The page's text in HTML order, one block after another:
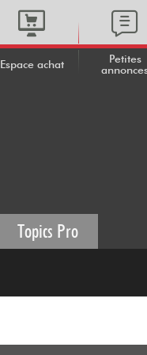
Espace achat
Petites
Topics Pro